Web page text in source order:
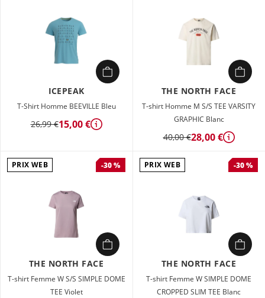
ICEPEAK
T-Shirt Homme BEEVILLE Bleu
26,99 €15,00 € Détails
THE NORTH FACE
T-shirt Homme M S/S TEE VARSITY
GRAPHIC Blanc
40,00 €28,00 € Détails
PRIX WEB -30 %
THE NORTH FACE
T-shirt Femme W S/S SIMPLE DOME
TEE Violet
PRIX WEB -30 %
THE NORTH FACE
T-shirt Femme W SIMPLE DOME
CROPPED SLIM TEE Blanc